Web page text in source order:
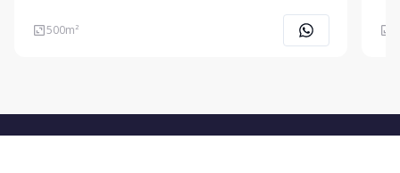
500m²